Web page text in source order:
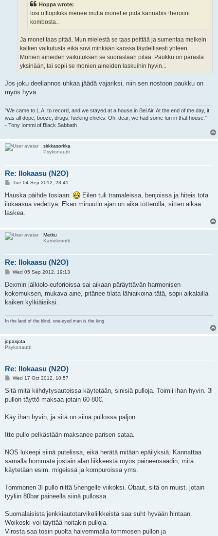
Hoppa wrote:
tosi offtopikiks menee mutta monet ei pidä kannabis+heroiini
kombosta..
Ja monet taas pitää. Mun mielestä se taas peittää ja sumentaa melkein
kaiken vaikutusta eikä sovi minkään kanssa täydellisesti yhteen.
Monien aineiden vaikutuksen se suorastaan pilaa. Paukku on parasta
yksinään, tai sopii se monien aineiden laskuihin hyvin...
Jos joku deeliannos uhkaa jäädä vajariksi, niin sen nostoon paukku on
myös hyvä.
"We came to L.A. to record, and we stayed at a house in Bel Air. At the end of the day, it
was all dope, booze, drugs, fucking chicks. Oh, dear, we had some fun in that house."
- Tony Iommi of Black Sabbath
sirkkasorkka
Psykonautti
Re: Ilokaasu (N2O)
P
s
Tue 04 Sep 2012, 23:41
Hauska päihde tosiaan.
Eilen tuli tramaleissa, benjoissa ja hiteis tota
ilokaasua vedettyä. Ekan minuutin ajan on aika tötteröllä, sitten alkaa
laskea.
Metku
Kameleontti
Re: Ilokaasu (N2O)
P
s
Wed 05 Sep 2012, 19:13
Dexmin jälkiolo-euforioissa sai aikaan päräyttävän harmonisen
kokemuksen, mukava aine, pitänee tilata lähiaikoina tätä, sopii aikalailla
kaiken kylkiäisiksi.
In the land of the blind, one-eyed man is the king
jopasjota
Psykonautti
Re: Ilokaasu (N2O)
P
s
Wed 17 Oct 2012, 10:57
Sitä mitä kiihdytysautoissa käytetään, sinisiä pulloja. Toimii ihan hyvin. 3l
pullon täyttö maksaa jotain 60-80€.
Käy ihan hyvin, ja sitä on siinä pullossa paljon...
Itte pullo pelkästään maksanee parisen sataa.
NOS lukeepi siinä putelissa, eikä herätä mitään epäilyksiä. Kannattaa
samalla hommata jostain alan liikkeestä myös paineensäädin, mitä
käytetään esim. migeissä ja kompuroissa yms.
Tommonen 3l pullo riittä 5hengelle viikoksi. Öbaut, sitä on muist. jotain
tyyliin 80bar paineella siinä pullossa.
Suomalaisista jenkkiautotarvikeliikkeistä saa suht hyvään hintaan.
Woikoski voi täyttää noitakin pulloja.
Virosta saa tosin puolta halvemmalla tommosen pullon ja